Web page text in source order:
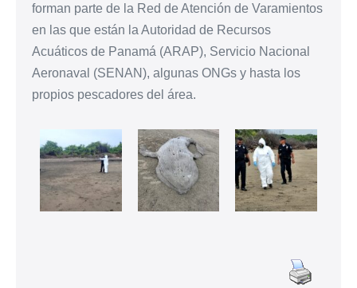
forman parte de la Red de Atención de Varamientos
en las que están la Autoridad de Recursos
Acuáticos de Panamá (ARAP), Servicio Nacional
Aeronaval (SENAN), algunas ONGs y hasta los
propios pescadores del área.